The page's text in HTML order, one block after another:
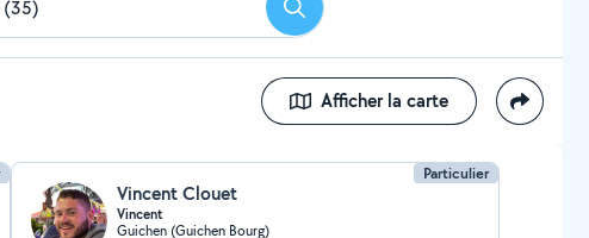
Rechercher
Afficher la carte
Particulier
Vincent Clouet
Vincent
Guichen (Guichen Bourg)